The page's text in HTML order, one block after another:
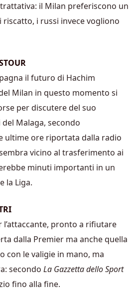
il Milan preferiscono un
i russi invece vogliono
il futuro di Hachim
Milan in questo momento si
per discutere del suo
Malaga, secondo
ultime ore riportata dalla radio
vicino al trasferimento ai
minuti importanti in un
la Liga.
l’attaccante, pronto a rifiutare
dalla Premier ma anche quella
con le valigie in mano, ma
secondo La Gazzetta dello Sport
fino alla fine.